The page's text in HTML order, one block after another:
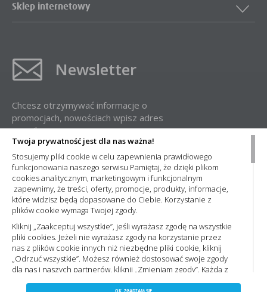
Twoja prywatność jest dla nas ważna!
Stosujemy pliki cookie w celu zapewnienia prawidłowego
funkcjonowania naszego serwisu Pamiętaj, że dzięki plikom
cookies analitycznym, marketingowym i funkcjonalnym
zapewnimy, że treści, oferty, promocje, produkty, informacje,
które widzisz będą dopasowane do Ciebie. Korzystanie z
plików cookie wymaga Twojej zgody.
Kliknij „Zaakceptuj wszystkie”, jeśli wyrażasz zgodę na wszystkie
pliki cookies. Jeżeli nie wyrażasz zgody na korzystanie przez
nas z plików cookie innych niż niezbędne pliki cookie, kliknij
„Odrzuć wszystkie”. Możesz również dostosować swoje zgody
dla nas i naszych partnerów, kliknij „Zmieniam zgody”. Każdą z
OK, ZGADZAM SIĘ
ZAPISZ WYBRANE
Sklep internetowy
Newsletter
Chcesz otrzymywać informacje o
promocjach, nowościach wpisz adres
e-mail:
Administratorem Państwa danych osobowych jest Nowa Elektro Sp. z
o.o. Informacje dotyczące przetwarzania Państwa danych osobowych
oraz zasady, na jakich odbywa się ich przetwarzanie przez spółkę
Nowa Elektro Sp. z o.o. znajdą Państwo w naszejPolityce prywatności